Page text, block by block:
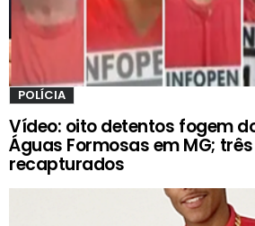
POLÍCIA
Vídeo: oito detentos fogem
Águas Formosas em MG;
recapturados